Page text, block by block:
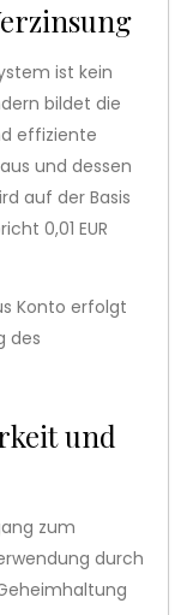
ist kein
bildet die
effiziente
und dessen
auf der Basis
0,01 EUR
Konto erfolgt
des
und
zum
durch